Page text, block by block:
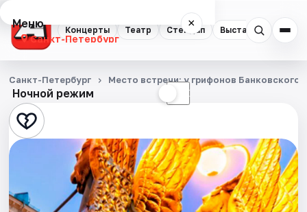
Концерты Театр Стендап Выставки
Меню ×
Санкт-Петербург
Концерты
Театр
Стендап
Квесты
Ночной режим ☾
Санкт-Петербург Место встречи: у грифонов Банковского